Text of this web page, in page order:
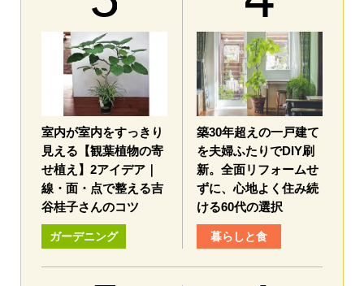
室内が室内をすっきり
見える【観葉植物の寄
せ植え】2アイデア｜
線・面・点で整える吉
谷桂子さんのコツ
ガーデニング
築30年超えの一戸建て
を夫婦ふたりでDIY刷
新。全面リフォームせ
ずに、心地よく住み続
ける60代の選択
暮らしと食